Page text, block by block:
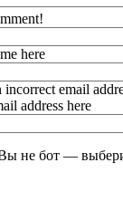
here
incorrect email
address here
не бот —